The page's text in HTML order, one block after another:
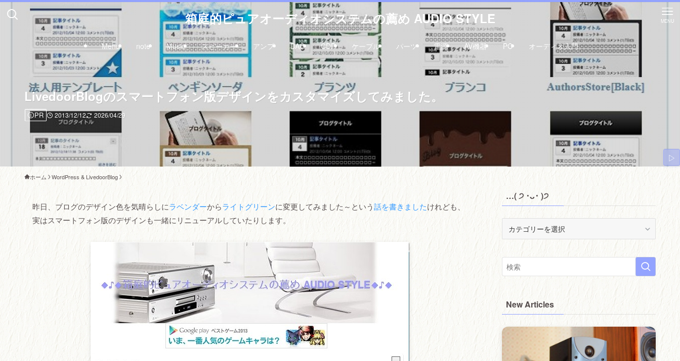
箱庭的ピュアオーディオシステムの薦め AUDIO STYLE
Menu note Music スピーカー アンプ DAC CDP ケーブル パーツ 電源 AV機器 PC オーディオ入門
MENU
LivedoorBlogのスマートフォン版デザインをカスタマイズしてみました。
PR 2013/12/12 2026/04/29
ホーム WordPress & LivedoorBlog
昨日、ブログのデザイン色を気晴らしにラベンダーからライトグリーンに変更してみました～という話を書きましたけれども、
実はスマートフォン版のデザインも一緒にリニューアルしていたりします。
…( ੭ ･ᴗ･ )੭
･
ᴗ･
)੭
New Articles
▷